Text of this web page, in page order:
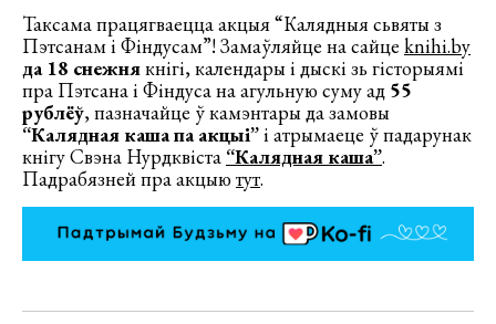
Таксама працягваецца акцыя “Калядныя сьвяты з
Пэтсанам і Фіндусам”! Замаўляйце на сайце knihi.by
да 18 снежнякнігі, календары і дыскі зь гісторыямі
пра Пэтсана і Фіндуса на агульную суму ад 55
рублёў, пазначайце ў камэнтары да замовы
“Калядная каша па акцыі”і атрымаеце ў падарунак
кнігу Свэна Нурдквіста “Калядная каша”.
Падрабязней пра акцыютут.